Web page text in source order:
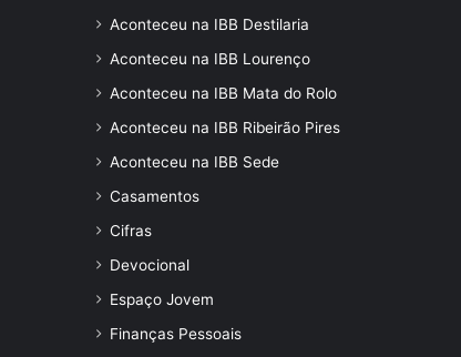
Aconteceu na IBB Destilaria
Aconteceu na IBB Lourenço
Aconteceu na IBB Mata do Rolo
Aconteceu na IBB Ribeirão Pires
Aconteceu na IBB Sede
Casamentos
Cifras
Devocional
Espaço Jovem
Finanças Pessoais